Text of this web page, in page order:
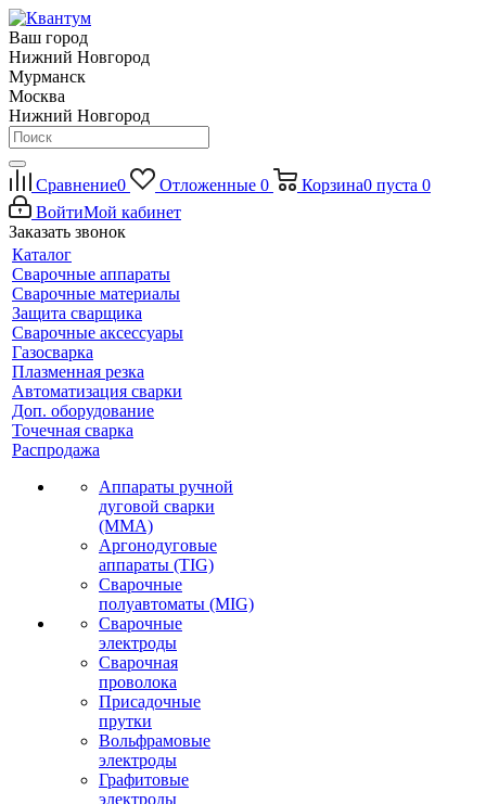
Ваш город
Нижний Новгород
Мурманск
Москва
Нижний Новгород
Сравнение0 Отложенные 0 Корзина0 пуста 0
ВойтиМой кабинет
Заказать звонок
Каталог
Сварочные аппараты
Сварочные материалы
Защита сварщика
Сварочные аксессуары
Газосварка
Плазменная резка
Автоматизация сварки
Доп. оборудование
Точечная сварка
Распродажа
Аппараты ручной
дуговой сварки
(MMA)
Аргонодуговые
аппараты (TIG)
Сварочные
полуавтоматы (MIG)
Сварочные
электроды
Сварочная
проволока
Присадочные
прутки
Вольфрамовые
электроды
Графитовые
электроды